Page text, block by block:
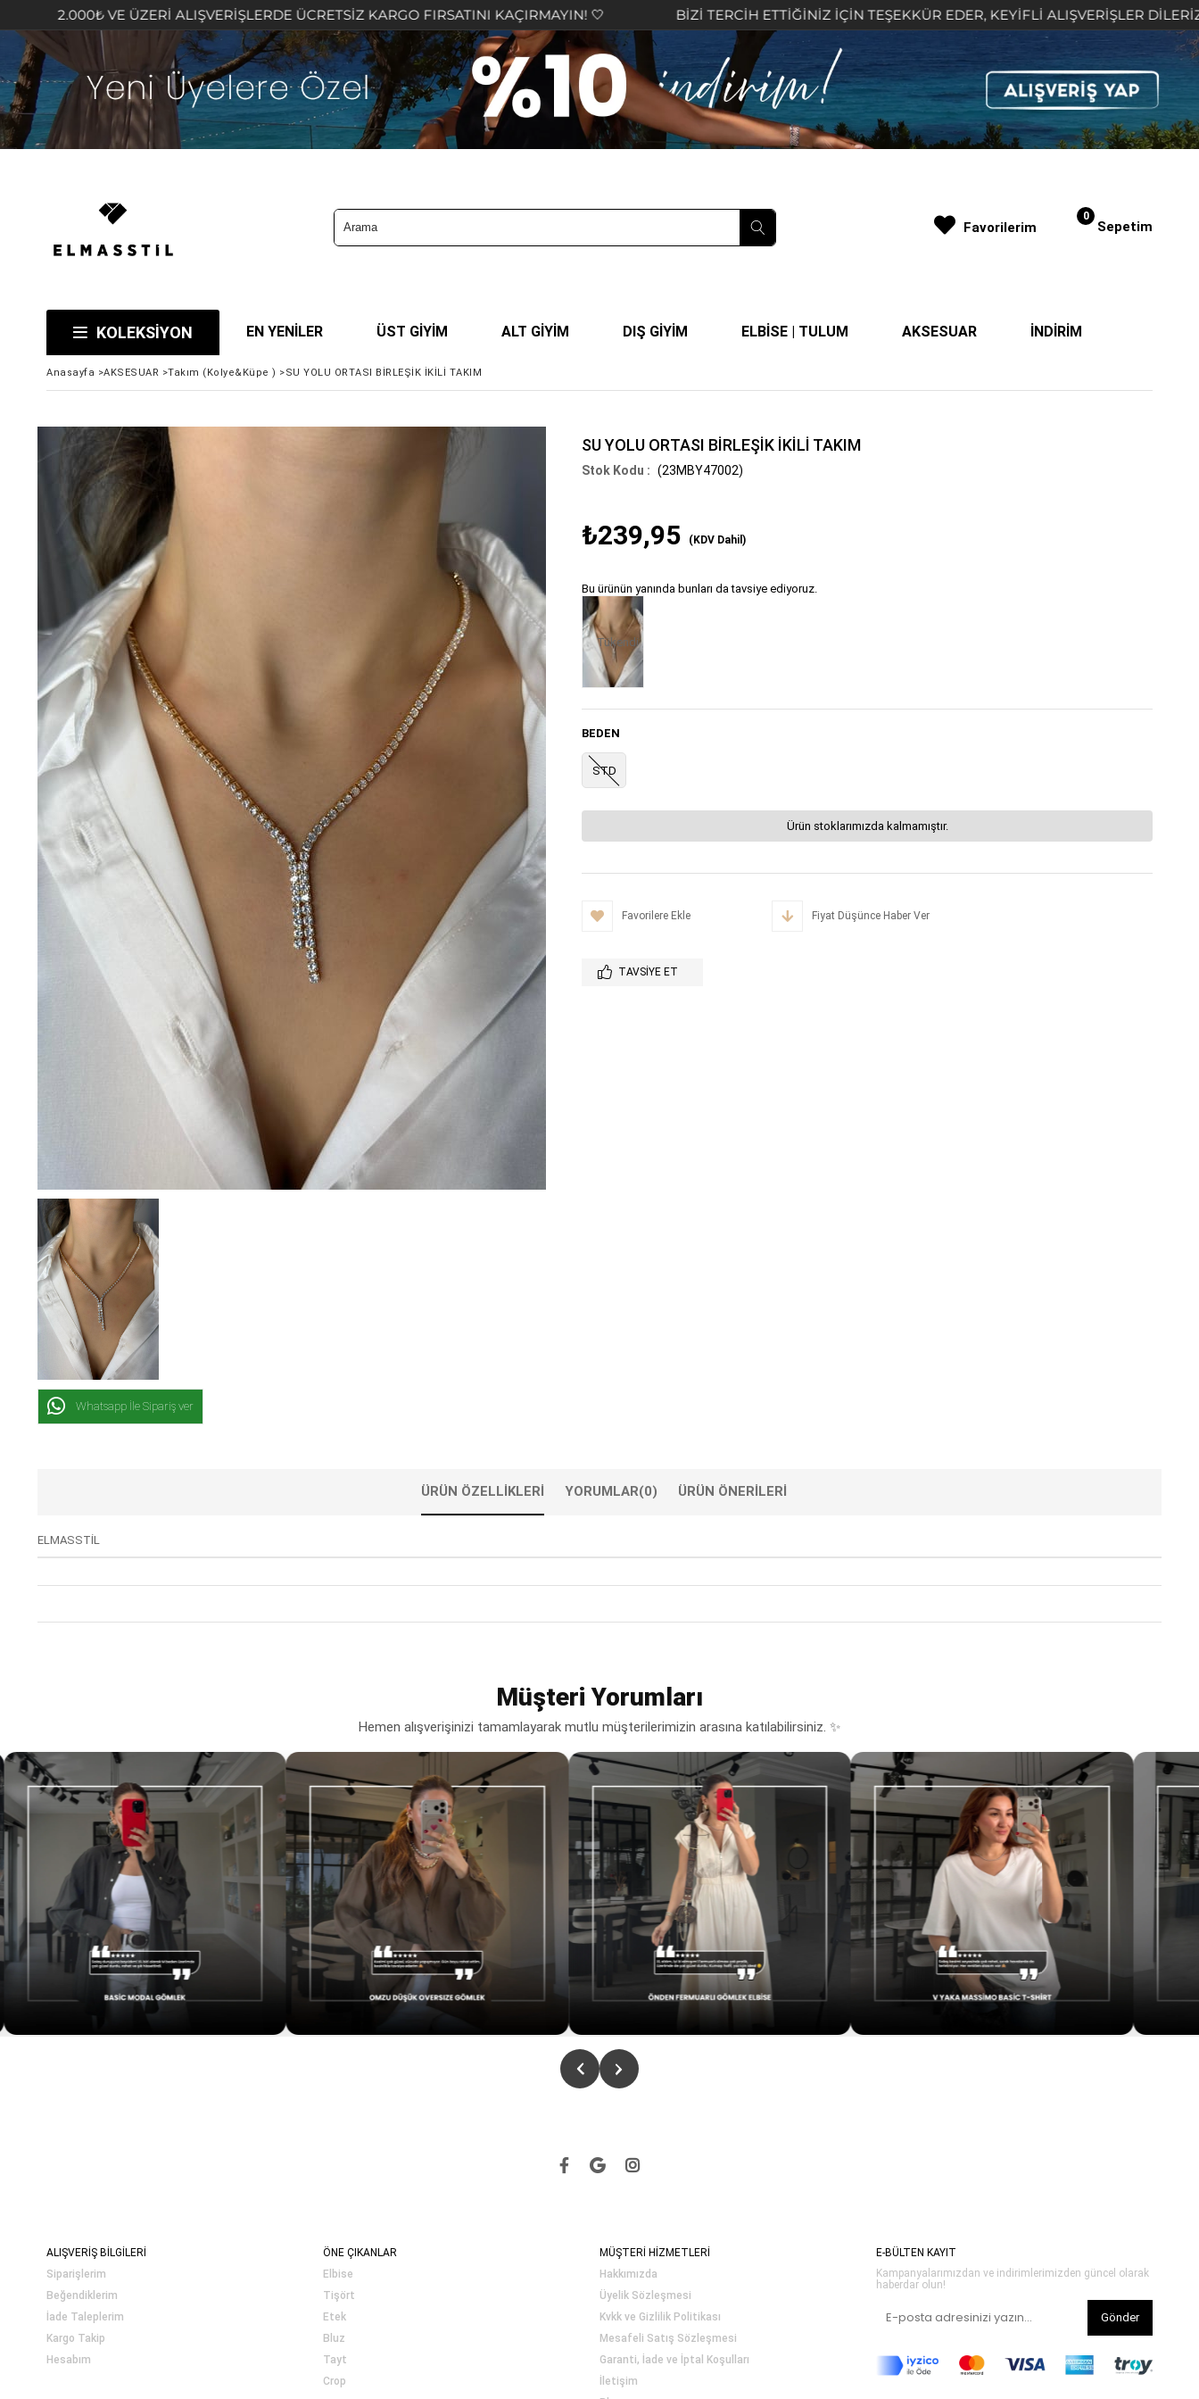
VE ÜZERİ ALIŞVERİŞLERDE ÜCRETSİZ KARGO FIRSATINI KAÇIRMAYIN! 🤍 BİZİ TERCİH ETTİĞİNİZ İÇİN TEŞEKKÜR EDER, KEYİFLİ ALIŞVERİŞLER DİLERİZ 🤍
Sepetim
0
KOLEKSİYON EN YENİLER ÜST GİYİM ALT GİYİM DIŞ GİYİM ELBİSE | TULUM AKSESUAR İNDİRİM
Favorilerim
Anasayfa >AKSESUAR >Takım (Kolye&Küpe ) >SU YOLU ORTASI BİRLEŞİK İKİLİ TAKIM
Whatsapp İle Sipariş ver
SU YOLU ORTASI BİRLEŞİK İKİLİ TAKIM
(23MBY47002)
₺239,95 (KDV Dahil)
Bu ürünün yanında bunları da tavsiye ediyoruz.
Tükendi
BEDEN
STD
Ürün stoklarımızda kalmamıştır.
Favorilere Ekle Fiyat Düşünce Haber Ver
TAVSIYE ET
ÜRÜN ÖZELLIKLERI YORUMLAR(0) ÜRÜN ÖNERILERI
ELMASSTİL
Müşteri Yorumları
Hemen alışverişinizi tamamlayarak mutlu müşterilerimizin arasına katılabilirsiniz. ✨
ALIŞVERİŞ BİLGİLERİ
Siparişlerim
Beğendiklerim
İade Taleplerim
Kargo Takip
Hesabım
ÖNE ÇIKANLAR
Elbise
Tişört
Etek
Bluz
Tayt
Crop
MÜŞTERİ HİZMETLERİ
Hakkımızda
Üyelik Sözleşmesi
Kvkk ve Gizlilik Politikası
Mesafeli Satış Sözleşmesi
Garanti, İade ve İptal Koşulları
İletişim
E-BÜLTEN KAYIT
Kampanyalarımızdan ve indirimlerimizden güncel olarak
haberdar olun!
Gönder